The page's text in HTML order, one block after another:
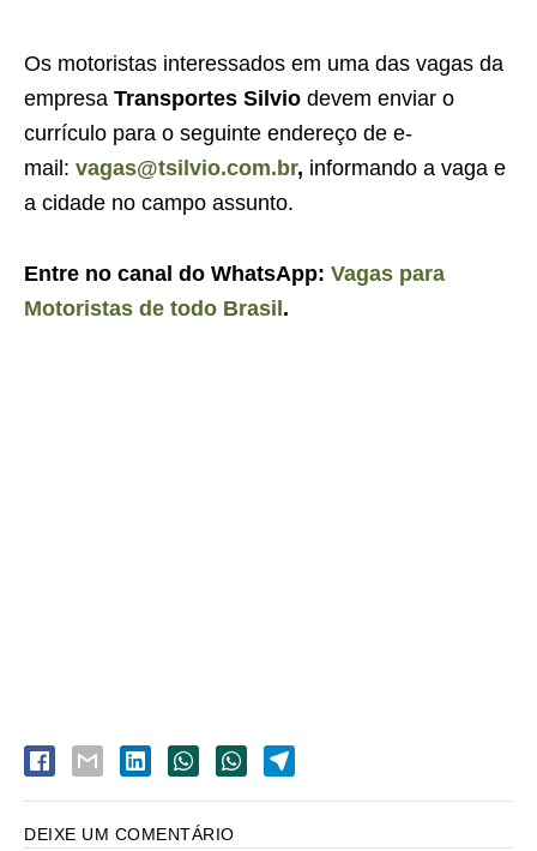
Os motoristas interessados em uma das vagas da
empresa Transportes Silvio devem enviar o
currículo para o seguinte endereço de e-
mail: vagas@tsilvio.com.br, informando a vaga e
a cidade no campo assunto.
Entre no canal do WhatsApp: Vagas para
Motoristas de todo Brasil.
DEIXE UM COMENTÁRIO